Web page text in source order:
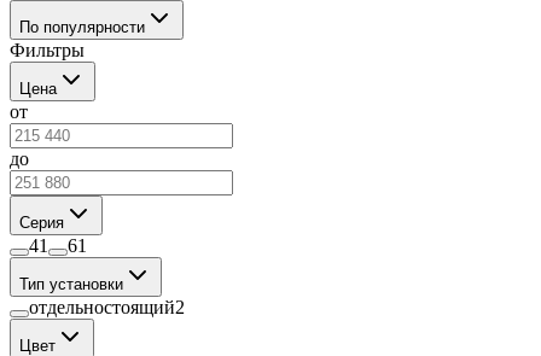
По популярности
Фильтры
Цена
от
до
Серия
41 61
Тип установки
отдельностоящий2
Цвет